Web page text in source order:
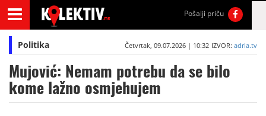
Pošalji priču
Politika Četvrtak, 09.07.2026 | 10:32 IZVOR: adria.tv
Mujović: Nemam potrebu da se bilo
kome lažno osmjehujem